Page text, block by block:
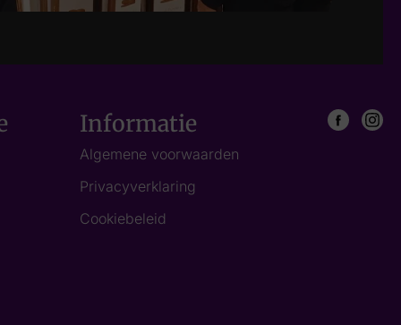
Informatie
Algemene voorwaarden
Privacyverklaring
Cookiebeleid